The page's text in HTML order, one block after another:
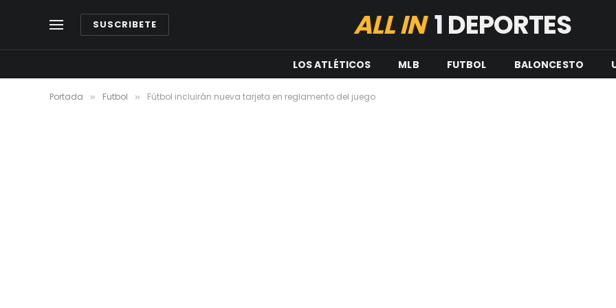
SUSCRIBETE ALL IN1 DEPORTES
LOS ATLÉTICOS MLB FUTBOL BALONCESTO
Portada » Futbol » Fútbol incluirán nueva tarjeta en reglamento del juego